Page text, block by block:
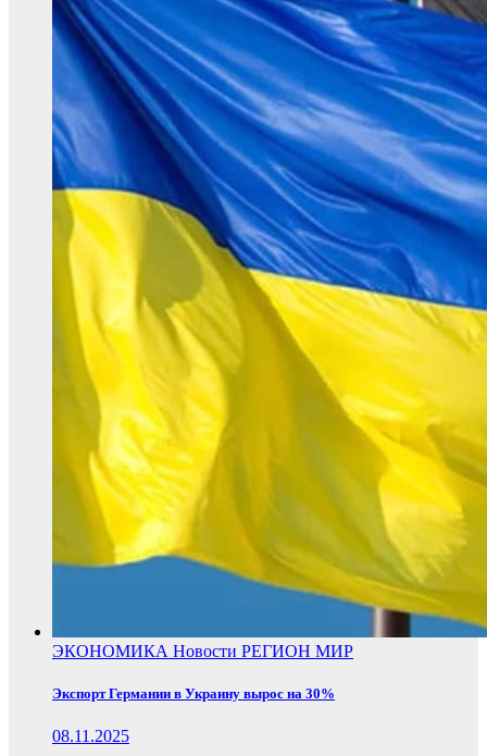
ЭКОНОМИКА Новости РЕГИОН МИР
Экспорт Германии в Украину вырос на 30%
08.11.2025